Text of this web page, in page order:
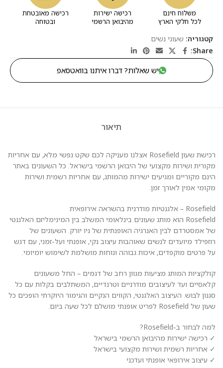
משלוח חינם
לכל חלקי הארץ
רכישה ישירות
מהיבואן הרשמי
רכישה מאובטחת
ובטוחה
קטגוריה: שעוני נשים
Share:
יש שאלות? דברו איתנו בוואטסאפ
תיאור
רכישת שעון Rosefield אצלנו מעניקה לכם שקט נפשי מלא, עם אחריות
מקורית ושירות מקצועי של היבואן הרשמי בישראל. כל השעונים באתר
הינם מקוריים ומגיעים ישירות מהמותג, עם אחריות רשמית ושירות
מקומי אמין לאורך זמן.
Rosefield – אלגנטיות מודרנית בהשראה אירופאית
Rosefield הוא מותג שעונים בינלאומי המשלב בין המינימליזם האלגנטי
של אמסטרדם לבין האנרגיה האופנתית של ניו יורק. השעונים של
רוזפילד מיועדים לנשים שאוהבות עיצוב נקי, אופנתי ועל-זמני, עם דגש
על פרטים מוקפדים, איכות גבוהה ונוחות מושלמת לשימוש יומיומי.
קולקציות המותג מציעות מגוון רחב של דגמים – החל משעונים
קלאסיים ועד לעיצובים מודרניים וטרנדיים, המשתלבים בקלות עם כל
סגנון לבוש. העיצוב האלגנטי, הקווים הנקיים והגימור היוקרתי הופכים כל
שעון של Rosefield לפריט אופנתי מושלם לכל שעה ביום.
למה לבחור ב-Rosefield?
✓ רכישה ישירות מהיבואן הרשמי בישראל
✓ אחריות רשמית ושירות מקצועי בישראל
✓ עיצוב אירופאי אופנתי ועדכני